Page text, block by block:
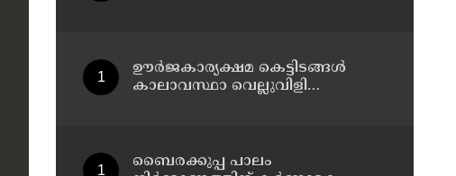
ഊർജകാര്യക്ഷമ കെട്ടിടങ്ങൾ
കാലാവസ്ഥാ വെല്ലുവിളി
ബൈരക്കുപ്പ പാലം